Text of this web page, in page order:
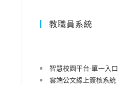
教職員系統
智慧校園平台-單一入口
雲端公文線上簽核系統